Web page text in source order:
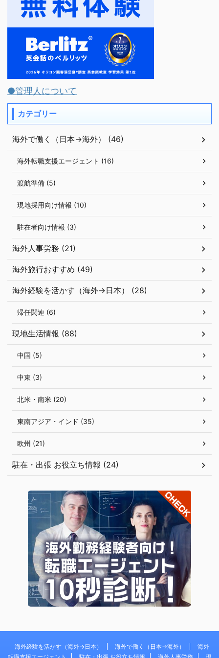
●管理人について
カテゴリー
海外で働く（日本→海外） (46)
海外転職支援エージェント (16)
渡航準備 (5)
現地採用向け情報 (10)
駐在者向け情報 (3)
海外人事労務 (21)
海外旅行おすすめ (49)
海外経験を活かす（海外→日本） (28)
帰任関連 (6)
現地生活情報 (88)
中国 (5)
中東 (3)
北米・南米 (20)
東南アジア・インド (35)
欧州 (21)
駐在・出張 お役立ち情報 (24)
海外経験を活かす（海外→日本） 海外で働く（日本→海外）
海外